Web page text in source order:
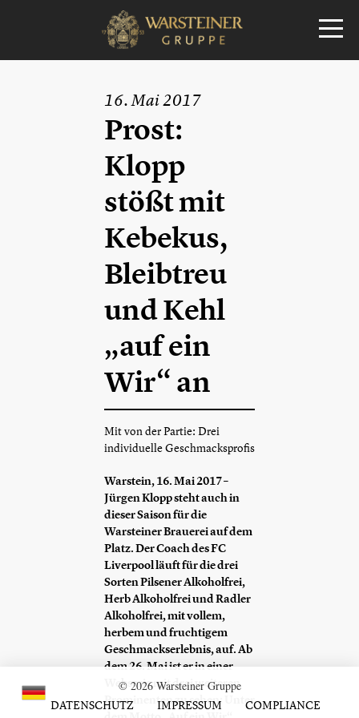
16. Mai 2017
Prost:
Klopp
stößt mit
Kebekus,
Bleibtreu
und Kehl
„auf ein
Wir“ an
Mit von der Partie: Drei
individuelle Geschmacksprofis
Warstein, 16. Mai 2017 –
Jürgen Klopp steht auch in
dieser Saison für die
Warsteiner Brauerei auf dem
Platz. Der Coach des FC
Liverpool läuft für die drei
Sorten Pilsener Alkoholfrei,
Herb Alkoholfrei und Radler
Alkoholfrei, mit vollem,
herbem und fruchtigem
Geschmackserlebnis, auf. Ab
dem 26. Mai ist er in einer
Webserie mit drei weiteren
Prominenten zu sehen: Unter
© 2026 Warsteiner Gruppe
DATENSCHUTZ
IMPRESSUM COMPLIANCE